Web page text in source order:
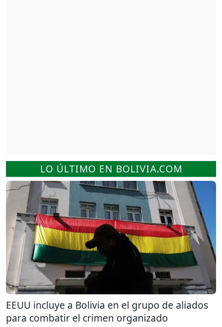
LO ÚLTIMO EN BOLIVIA.COM
EEUU incluye a Bolivia en el grupo de aliados
para combatir el crimen organizado